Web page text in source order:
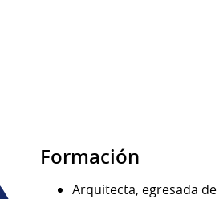
Formación
Arquitecta, egresada de